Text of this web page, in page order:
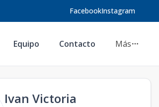
FacebookInstagram
Equipo Contacto Más
Ivan Victoria